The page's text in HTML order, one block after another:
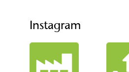
Instagram